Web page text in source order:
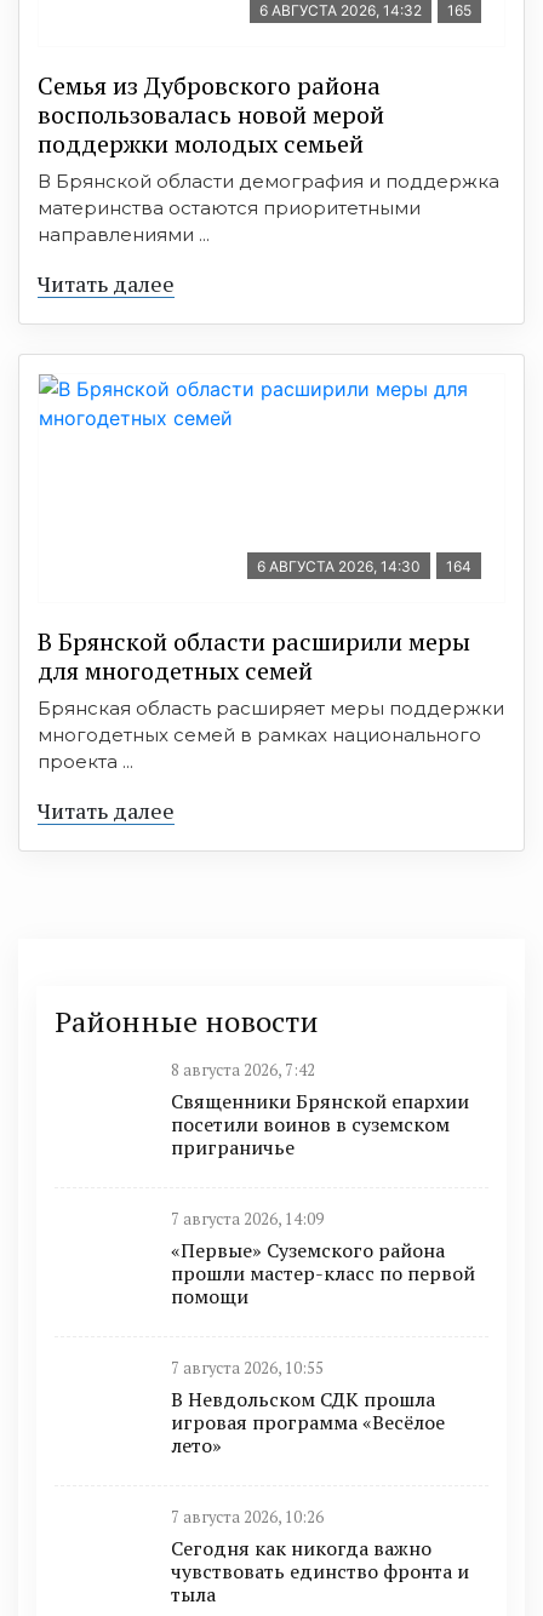
6 АВГУСТА 2026, 14:32 165
Семья из Дубровского района
воспользовалась новой мерой
поддержки молодых семьей
В Брянской области демография и поддержка
материнства остаются приоритетными
направлениями ...
Читать далее
6 АВГУСТА 2026, 14:30 164
В Брянской области расширили меры
для многодетных семей
Брянская область расширяет меры поддержки
многодетных семей в рамках национального
проекта ...
Читать далее
Районные новости
8 августа 2026, 7:42
Священники Брянской епархии
посетили воинов в суземском
приграничье
7 августа 2026, 14:09
«Первые» Суземского района
прошли мастер-класс по первой
помощи
7 августа 2026, 10:55
В Невдольском СДК прошла
игровая программа «Весёлое
лето»
7 августа 2026, 10:26
Сегодня как никогда важно
чувствовать единство фронта и
тыла